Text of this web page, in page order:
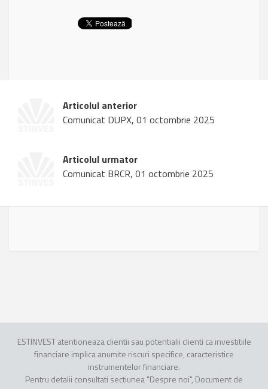
Articolul anterior
Comunicat DUPX, 01 octombrie 2025
Articolul urmator
Comunicat BRCR, 01 octombrie 2025
ESTINVEST atentioneaza clientii sau potentialii clienti ca investitiile
financiare implica anumite riscuri specifice, caracteristice
instrumentelor financiare.
Pentru detalii consultati sectiunea "Despre noi", Document de